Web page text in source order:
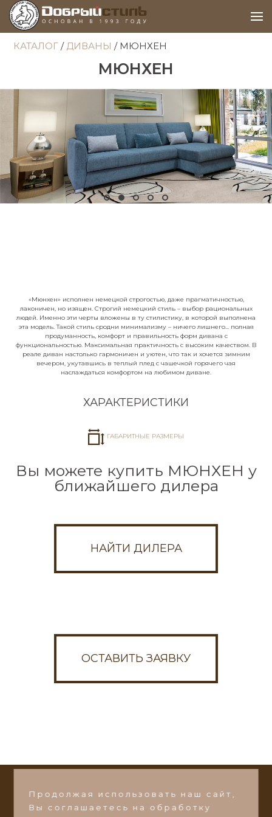
Продолжая использовать наш сайт,
Вы соглашаетесь на обработку
КАТАЛОГ/ ДИВАНЫ/ МЮНХЕН
МЮНХЕН
Item 1Item 2Item 3Item 4Item 5
«Мюнхен» исполнен немецкой строгостью, даже прагматичностью,
лаконичен, но изящен. Строгий немецкий стиль – выбор рациональных
людей. Именно эти черты вложены в ту стилистику, в которой выполнена
эта модель. Такой стиль сродни минимализму – ничего лишнего... полная
продуманность, комфорт и правильность форм дивана с
функциональностью. Максимальная практичность с высоким качеством. В
реале диван настолько гармоничен и уютен, что так и хочется зимним
вечером, укутавшись в теплый плед с чашечкой горячего чая
наслаждаться комфортом на любимом диване.
ХАРАКТЕРИСТИКИ
ГАБАРИТНЫЕ РАЗМЕРЫ
Вы можете купить МЮНХЕН у
ближайшего дилера
НАЙТИ ДИЛЕРА
ОСТАВИТЬ ЗАЯВКУ
СТАТЬ ДИЛЕРОМ
Мы перезвоним вам в течение 5 минут и
проконсультируем по любым вопросам.
Ваше имя*
Город
Я согласен с обработкойперсональных
Написать в VK